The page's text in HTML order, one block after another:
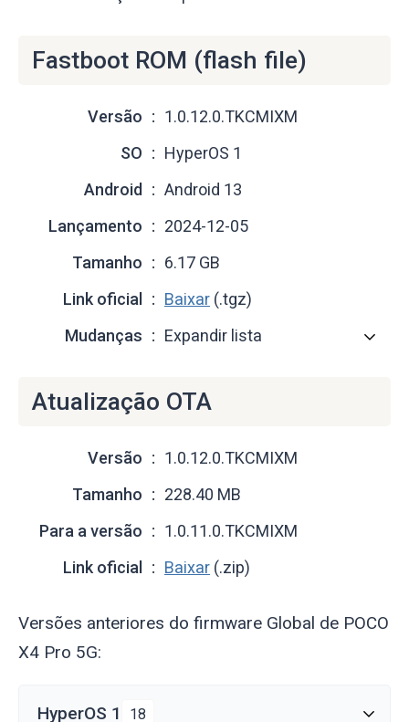
Fastboot ROM (flash file)
Versão
1.0.12.0.TKCMIXM
SO
HyperOS 1
Android
Android 13
Lançamento
2024-12-05
Tamanho
6.17 GB
Link oficial
Baixar (.tgz)
Mudanças
Expandir lista
Atualização OTA
Versão
1.0.12.0.TKCMIXM
Tamanho
228.40 MB
Para a versão
1.0.11.0.TKCMIXM
Link oficial
Baixar (.zip)
Versões anteriores do firmware Global de POCO
X4 Pro 5G:
HyperOS 1 18